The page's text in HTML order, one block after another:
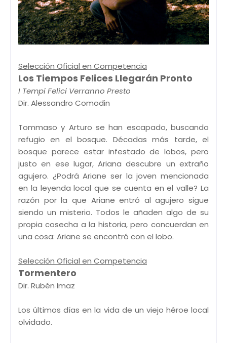
Selección Oficial en Competencia
Los Tiempos Felices Llegarán Pronto
I Tempi Felici Verranno Presto
Dir. Alessandro Comodin
Tommaso y Arturo se han escapado, buscando
refugio en el bosque. Décadas más tarde, el
bosque parece estar infestado de lobos, pero
justo en ese lugar, Ariana descubre un extraño
agujero. ¿Podrá Ariane ser la joven mencionada
en la leyenda local que se cuenta en el valle? La
razón por la que Ariane entró al agujero sigue
siendo un misterio. Todos le añaden algo de su
propia cosecha a la historia, pero concuerdan en
una cosa: Ariane se encontró con el lobo.
Selección Oficial en Competencia
Tormentero
Dir. Rubén Imaz
Los últimos días en la vida de un viejo héroe local
olvidado.